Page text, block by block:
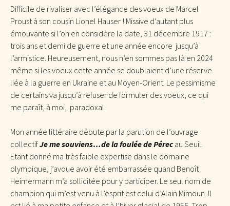
Difficile de rivaliser avec l’élégance des voeux de Marcel
Proust à son cousin Lionel Hauser ! Missive d’autant plus
émouvante si l’on en considère la date, 31 décembre 1917 :
trois ans et demi de guerre et une année encore jusqu’à
l’armistice. Heureusement, nous n’en sommes pas là en 2024
même si les voeux cette année se doublaient d’une réserve
liée à la guerre en Ukraine et au Moyen-Orient. Le pessimisme
de certains va jusqu’à refuser de formuler des voeux, ce qui
me paraît, à moi, paradoxal.
Mon année littéraire débute par la parution de l’ouvrage
collectifJe me souviens…de la foulée de Pérec au Seuil.
Etant donné ma très faible expertise dans le domaine
olympique, j’avoue avoir été embarrassée quand Benoît
Heimermann m’a sollicitée pour y participer. Le seul nom de
champion qui m’est venu à l’esprit est celui d’Alain Mimoun. Il